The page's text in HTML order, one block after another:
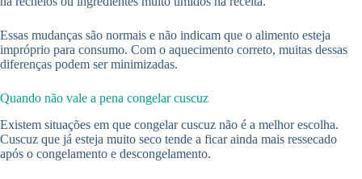
Essas mudanças são normais e não indicam que o alimento esteja
impróprio para consumo. Com o aquecimento correto, muitas dessas
diferenças podem ser minimizadas.
Quando não vale a pena congelar cuscuz
Existem situações em que congelar cuscuz não é a melhor escolha.
Cuscuz que já esteja muito seco tende a ficar ainda mais ressecado
após o congelamento e descongelamento.